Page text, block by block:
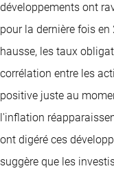
développements ont
pour la dernière fois
hausse, les taux
corrélation entre les
positive juste au
l'inflation
ont digéré ces
suggère que les